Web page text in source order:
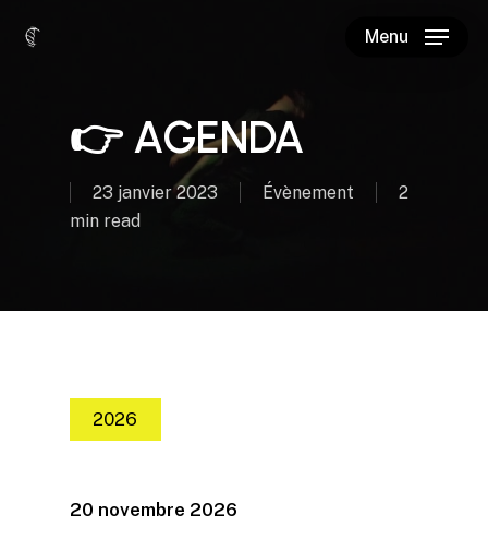
Menu
👉 AGENDA
23 janvier 2023 Évènement
2
min read
2026
20 novembre 2026